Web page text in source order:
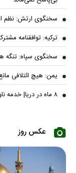
سخنگوی ارتش: نظم
ترکیه: توافقنامه
سخنگوی سپاه: تنگه
یمن: هیچ ائتلافی
۸ ماه در دریا| خدمه ناو آبراهام لینکلن از پا افتادند
عکس روز